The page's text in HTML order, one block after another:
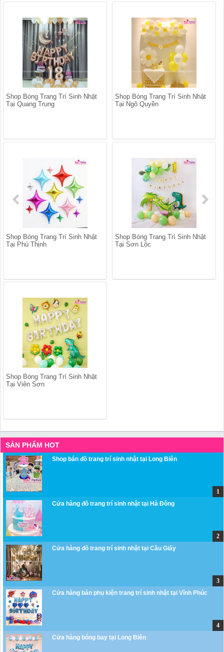
Shop Bóng Trang Trí Sinh Nhật
Tại Quang Trung
Shop Bóng Trang Trí Sinh Nhật
Tại Ngô Quyền
Shop Bóng Trang Trí Sinh Nhật
Tại Phú Thịnh
Shop Bóng Trang Trí Sinh Nhật
Tại Sơn Lộc
Shop Bóng Trang Trí Sinh Nhật
Tại Viên Sơn
SẢN PHẨM HOT
Shop bán đồ trang trí sinh nhật tại Long Biên
Cửa hàng đồ trang trí sinh nhật tại Hà Đông
Cửa hàng đồ trang trí sinh nhật tại Cầu Giấy
Cửa hàng bán phụ kiện trang trí sinh nhật tại Vĩnh Phúc
Cửa hàng bóng bay tại Long Biên